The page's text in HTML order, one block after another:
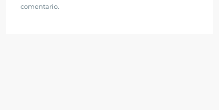
comentario.